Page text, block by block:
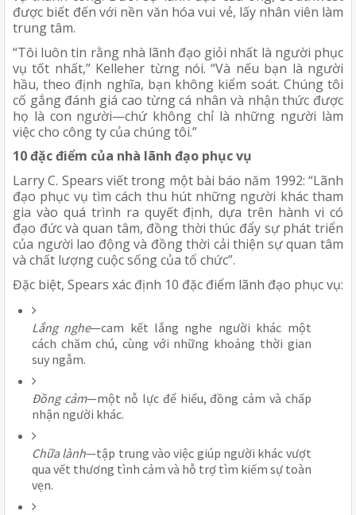
được biết đến với nền văn hóa vui vẻ, lấy nhân viên làm
trung tâm.
“Tôi luôn tin rằng nhà lãnh đạo giỏi nhất là người phục
vụ tốt nhất,” Kelleher từng nói. “Và nếu bạn là người
hầu, theo định nghĩa, bạn không kiểm soát. Chúng tôi
cố gắng đánh giá cao từng cá nhân và nhận thức được
họ là con người—chứ không chỉ là những người làm
việc cho công ty của chúng tôi.”
10 đặc điểm của nhà lãnh đạo phục vụ
Larry C. Spears viết trong một bài báo năm 1992: “Lãnh
đạo phục vụ tìm cách thu hút những người khác tham
gia vào quá trình ra quyết định, dựa trên hành vi có
đạo đức và quan tâm, đồng thời thúc đẩy sự phát triển
của người lao động và đồng thời cải thiện sự quan tâm
và chất lượng cuộc sống của tổ chức”.
Đặc biệt, Spears xác định 10 đặc điểm lãnh đạo phục vụ:
Lắng nghe—cam kết lắng nghe người khác một
cách chăm chú, cùng với những khoảng thời gian
suy ngẫm.
Đồng cảm—một nỗ lực để hiểu, đồng cảm và chấp
nhận người khác.
Chữa lành—tập trung vào việc giúp người khác vượt
qua vết thương tình cảm và hỗ trợ tìm kiếm sự toàn
vẹn.